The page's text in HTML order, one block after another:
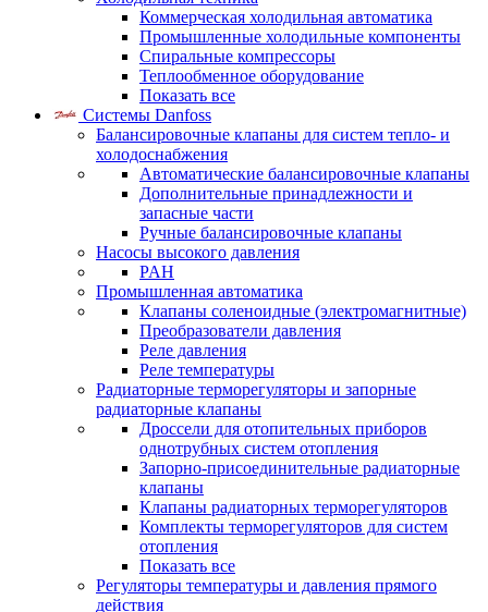
Коммерческая холодильная автоматика
Промышленные холодильные компоненты
Спиральные компрессоры
Теплообменное оборудование
Показать все
Системы Danfoss
Балансировочные клапаны для систем тепло- и
холодоснабжения
Автоматические балансировочные клапаны
Дополнительные принадлежности и
запасные части
Ручные балансировочные клапаны
Насосы высокого давления
PAH
Промышленная автоматика
Клапаны соленоидные (электромагнитные)
Преобразователи давления
Реле давления
Реле температуры
Радиаторные терморегуляторы и запорные
радиаторные клапаны
Дроссели для отопительных приборов
однотрубных систем отопления
Запорно-присоединительные радиаторные
клапаны
Клапаны радиаторных терморегуляторов
Комплекты терморегуляторов для систем
отопления
Показать все
Регуляторы температуры и давления прямого
действия